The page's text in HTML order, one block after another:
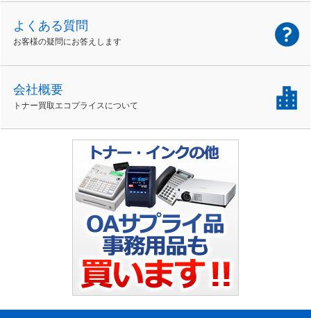
よくある質問
お客様の疑問にお答えします
会社概要
トナー買取エコプライスについて